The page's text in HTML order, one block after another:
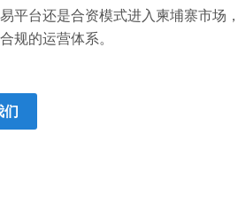
平台还是合资模式进入柬埔寨市场
规的运营体系。
们